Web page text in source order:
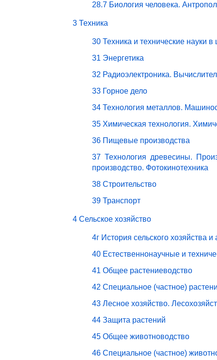
28.7 Биология человека.
3 Техника
30 Техника и технические науки в
31 Энергетика
32 Радиоэлектроника.
33 Горное дело
34 Технология металлов.
35 Химическая технология.
36 Пищевые производства
37 Технология древесины.
производство. Фотокинотехника
38 Строительство
39 Транспорт
4 Сельское хозяйство
4г История сельского хозяйства
40 Естественнонаучные и
41 Общее растениеводство
42 Специальное (частное)
43 Лесное хозяйство.
44 Защита растений
45 Общее животноводство
46 Специальное (частное)